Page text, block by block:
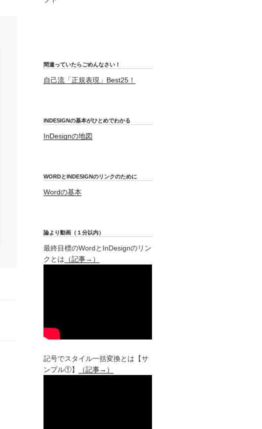
間違っていたらごめんなさい！
自己流「正規表現」Best25！
INDESIGNの基本がひとめでわかる
InDesignの地図
WORDとINDESIGNのリンクのために
Wordの基本
論より動画（１分以内）
最終目標のWordとInDesignのリン
クとは （記事→）
記号でスタイル一括変換とは【サ
ンプル①】
（記事→）